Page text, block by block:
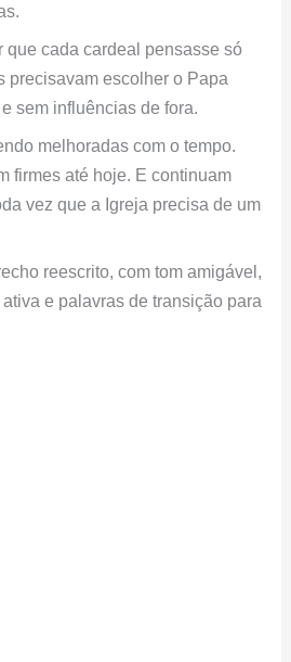
que cada cardeal pensasse só
precisavam escolher o Papa
sem influências de fora.
melhoradas com o tempo.
firmes até hoje. E continuam
vez que a Igreja precisa de um
reescrito, com tom amigável,
e palavras de transição para